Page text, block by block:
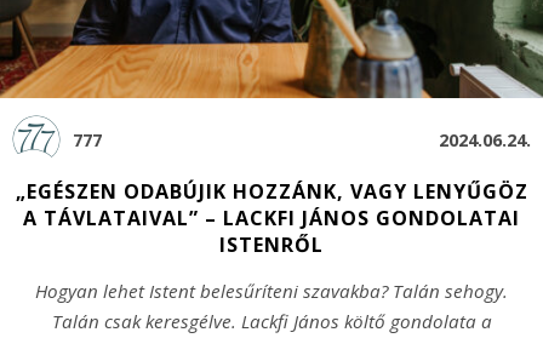
777 2024.06.24.
„EGÉSZEN ODABÚJIK HOZZÁNK, VAGY LENYŰGÖZ
A TÁVLATAIVAL” – LACKFI JÁNOS GONDOLATAI
ISTENRŐL
Hogyan lehet Istent belesűríteni szavakba? Talán sehogy.
Talán csak keresgélve. Lackfi János költő gondolata a